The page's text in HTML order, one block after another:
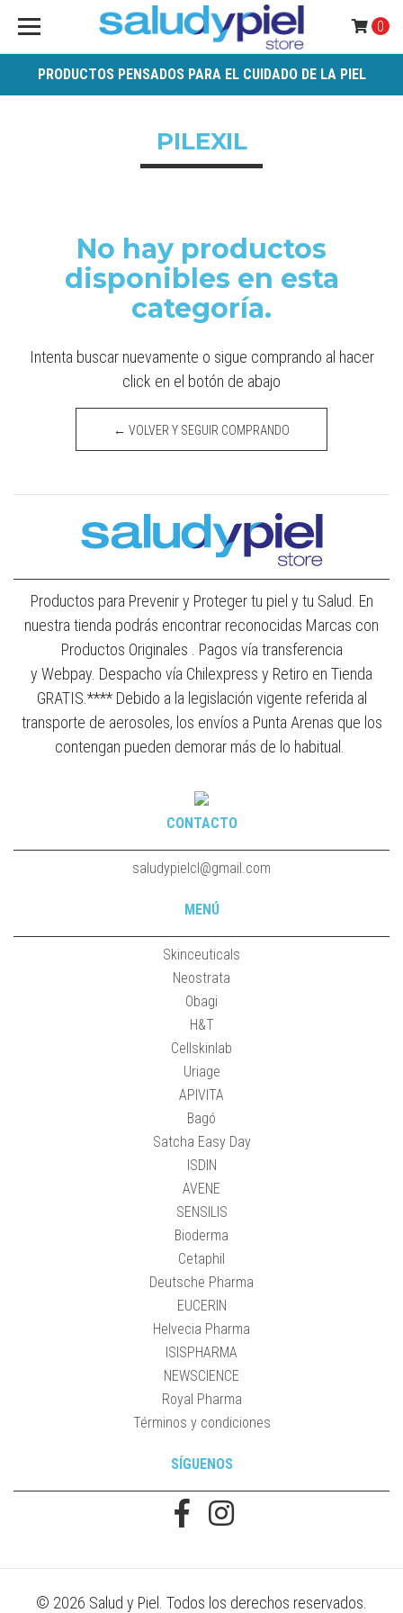
PRODUCTOS PENSADOS PARA EL CUIDADO DE LA PIEL
0
PILEXIL
No hay productos
disponibles en esta
categoría.
Intenta buscar nuevamente o sigue comprando al hacer
click en el botón de abajo
← VOLVER Y SEGUIR COMPRANDO
Productos para Prevenir y Proteger tu piel y tu Salud. En
nuestra tienda podrás encontrar reconocidas Marcas con
Productos Originales . Pagos vía transferencia
y Webpay. Despacho vía Chilexpress y Retiro en Tienda
GRATIS.**** Debido a la legislación vigente referida al
transporte de aerosoles, los envíos a Punta Arenas que los
contengan pueden demorar más de lo habitual.
CONTACTO
saludypielcl@gmail.com
MENÚ
Skinceuticals
Neostrata
Obagi
H&T
Cellskinlab
Uriage
APIVITA
Bagó
Satcha Easy Day
ISDIN
AVENE
SENSILIS
Bioderma
Cetaphil
Deutsche Pharma
EUCERIN
Helvecia Pharma
ISISPHARMA
NEWSCIENCE
Royal Pharma
Términos y condiciones
SÍGUENOS
© 2026 Salud y Piel. Todos los derechos reservados.